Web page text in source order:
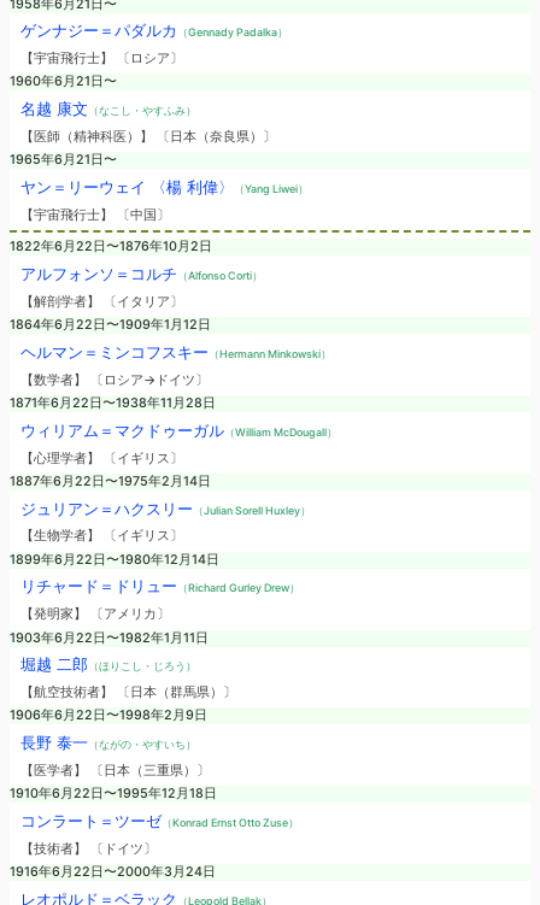
1958年6月21日〜
ゲンナジー＝パダルカ （Gennady Padalka）
【宇宙飛行士】 〔ロシア〕
1960年6月21日〜
名越 康文 （なこし・やすふみ）
【医師（精神科医）】 〔日本（奈良県）〕
1965年6月21日〜
ヤン＝リーウェイ 〈楊 利偉〉 （Yang Liwei）
【宇宙飛行士】 〔中国〕
1822年6月22日〜1876年10月2日
アルフォンソ＝コルチ （Alfonso Corti）
【解剖学者】 〔イタリア〕
1864年6月22日〜1909年1月12日
ヘルマン＝ミンコフスキー （Hermann Minkowski）
【数学者】 〔ロシア→ドイツ〕
1871年6月22日〜1938年11月28日
ウィリアム＝マクドゥーガル（William McDougall）
【心理学者】 〔イギリス〕
1887年6月22日〜1975年2月14日
ジュリアン＝ハクスリー （Julian Sorell Huxley）
【生物学者】 〔イギリス〕
1899年6月22日〜1980年12月14日
リチャード＝ドリュー （Richard Gurley Drew）
【発明家】 〔アメリカ〕
1903年6月22日〜1982年1月11日
堀越 二郎（ほりこし・じろう）
【航空技術者】 〔日本（群馬県）〕
1906年6月22日〜1998年2月9日
長野 泰一（ながの・やすいち）
【医学者】 〔日本（三重県）〕
1910年6月22日〜1995年12月18日
コンラート＝ツーゼ （Konrad Ernst Otto Zuse）
【技術者】 〔ドイツ〕
1916年6月22日〜2000年3月24日
レオポルド＝ベラック （Leopold Bellak）